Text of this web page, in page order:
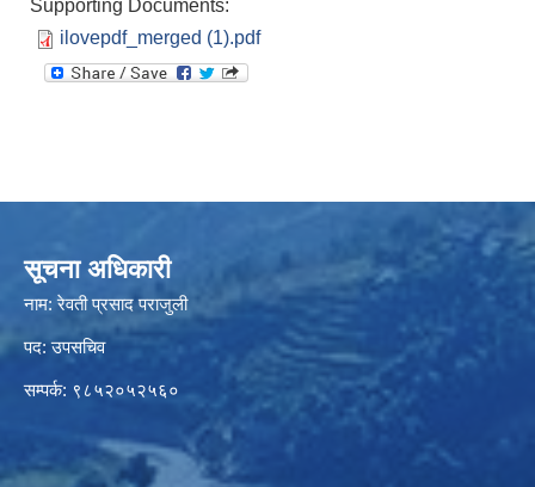
Supporting Documents:
ilovepdf_merged (1).pdf
सूचना अधिकारी
नाम: रेवती प्रसाद पराजुली
पद: उपसचिव
सम्पर्क: ९८५२०५२५६०